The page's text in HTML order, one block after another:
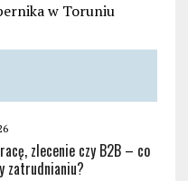
w Toruniu
zlecenie czy B2B – co
zatrudnianiu?